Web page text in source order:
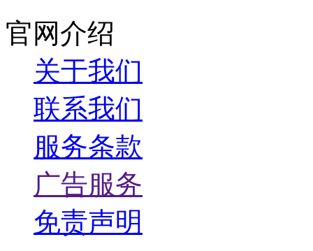
官网介绍
关于我们
联系我们
服务条款
广告服务
免责声明